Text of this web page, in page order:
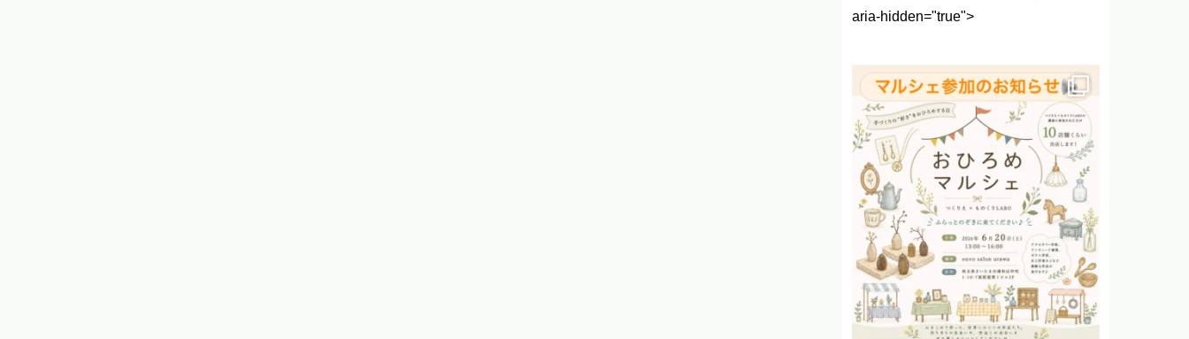
aria-hidden="true">